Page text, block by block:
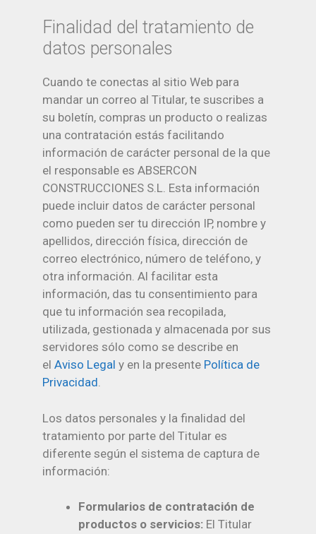
Finalidad del tratamiento de
datos personales
Cuando te conectas al sitio Web para
mandar un correo al Titular, te suscribes a
su boletín, compras un producto o realizas
una contratación estás facilitando
información de carácter personal de la que
el responsable es ABSERCON
CONSTRUCCIONES S.L. Esta información
puede incluir datos de carácter personal
como pueden ser tu dirección IP, nombre y
apellidos, dirección física, dirección de
correo electrónico, número de teléfono, y
otra información. Al facilitar esta
información, das tu consentimiento para
que tu información sea recopilada,
utilizada, gestionada y almacenada por sus
servidores sólo como se describe en
el Aviso Legal y en la presente Política de
Privacidad.
Los datos personales y la finalidad del
tratamiento por parte del Titular es
diferente según el sistema de captura de
información:
Formularios de contratación de
productos o servicios: El Titular